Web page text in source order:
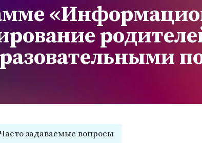
задаваемые вопросы